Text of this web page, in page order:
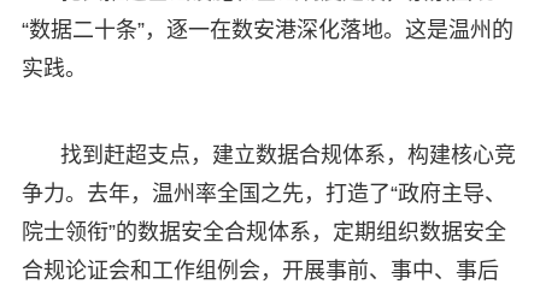
“数据二十条”，逐一在数安港深化落地。这是温州的
实践。
找到赶超支点，建立数据合规体系，构建核心竞
争力。去年，温州率全国之先，打造了“政府主导、
院士领衔”的数据安全合规体系，定期组织数据安全
合规论证会和工作组例会，开展事前、事中、事后